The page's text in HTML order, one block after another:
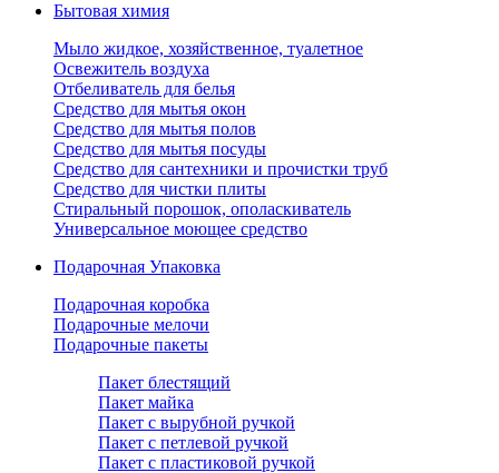
Бытовая химия
Мыло жидкое, хозяйственное, туалетное
Освежитель воздуха
Отбеливатель для белья
Средство для мытья окон
Средство для мытья полов
Средство для мытья посуды
Средство для сантехники и прочистки труб
Средство для чистки плиты
Стиральный порошок, ополаскиватель
Универсальное моющее средство
Подарочная Упаковка
Подарочная коробка
Подарочные мелочи
Подарочные пакеты
Пакет блестящий
Пакет майка
Пакет с вырубной ручкой
Пакет с петлевой ручкой
Пакет с пластиковой ручкой